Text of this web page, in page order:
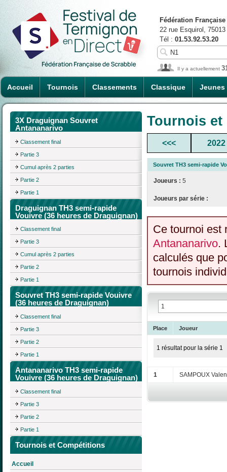
Accueil Tournois Classements Classique Jeunes
Fédération
22 rue Esquirol,
Tél : 01.53.92.53.20
Il y a actuellement
3X Draguignan Souvret
Antananarivo
Classement final
Partie 3
Cumul après 2 parties
Partie 2
Partie 1
Draguignan TH3 semi-rapide
Vouivre (36 heures de Draguignan)
Classement final
Partie 3
Cumul après 2 parties
Partie 2
Partie 1
Souvret TH3 semi-rapide Vouivre
(36 heures de Draguignan)
Classement final
Partie 3
Partie 2
Partie 1
Antananarivo TH3 semi-rapide
Vouivre (36 heures de Draguignan)
Classement final
Partie 3
Partie 2
Partie 1
Tournois et Compétitions
Accueil
Tournois
<<< 2022
Souvret TH3 semi-rapide
Joueurs : 5
Joueurs par série :
Ce tournoi est
Antananarivo.
calculés que
tournois
Place Joueur
1 résultat pour la série 1
1 SAMPOUX